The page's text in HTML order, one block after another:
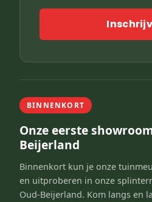
BINNENKORT
Onze eerste
Beijerland
Binnenkort kun je onze
en uitproberen in onze
Oud-Beijerland. Kom langs en